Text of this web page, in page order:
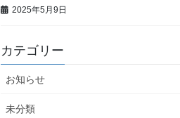
2025年5月9日
カテゴリー
お知らせ
未分類